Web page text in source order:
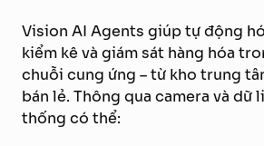
Vision AI Agents giúp tự động
kiểm kê và giám sát hàng hóa
chuỗi cung ứng – từ kho trung
bán lẻ. Thông qua camera và dữ
thống có thể: